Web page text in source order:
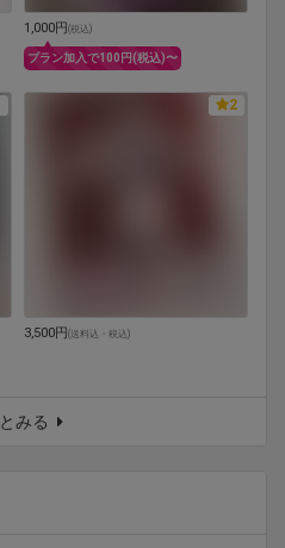
1,000円(税込)
プラン加入で100円(税込)〜
2
3,500円(送料込・税込)
みる